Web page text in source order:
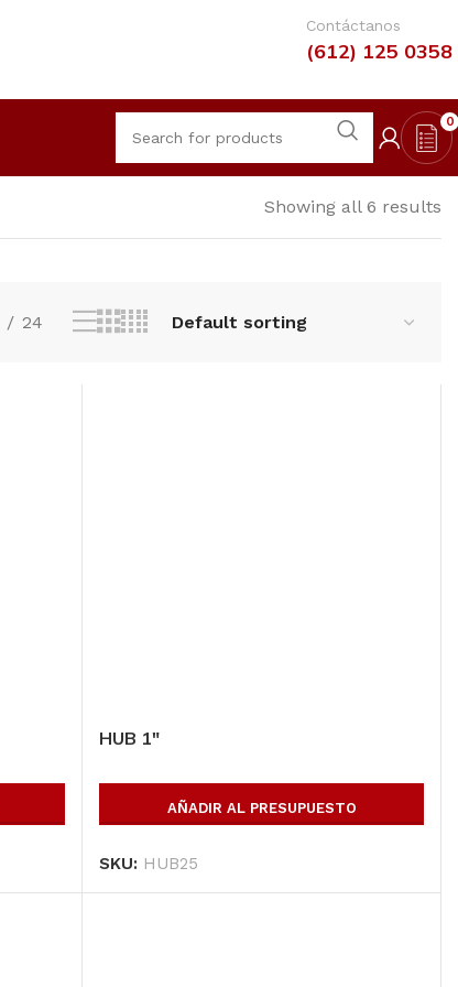
Contáctanos
(612) 125 0358
0
Showing all 6 results
24
HUB 1″
AÑADIR AL PRESUPUESTO
SKU: HUB25